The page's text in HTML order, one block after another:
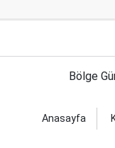
Bölge
Anasayfa